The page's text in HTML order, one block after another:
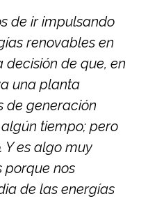
de ir impulsando
renovables en
decisión de que, en
una planta
de generación
tiempo; pero
Y es algo muy
porque nos
de las energías